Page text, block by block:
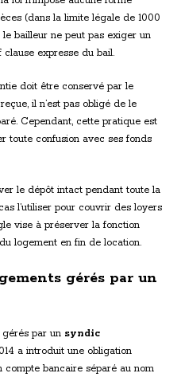
(dans la limite légale de 1000
bailleur ne peut pas exiger un
expresse du bail.
doit être conservé par le
il n’est pas obligé de le
Cependant, cette pratique est
toute confusion avec ses fonds
le dépôt intact pendant toute la
l’utiliser pour couvrir des loyers
vise à préserver la fonction
logement en fin de location.
gérés par un
par un syndic
a introduit une obligation
bancaire séparé au nom